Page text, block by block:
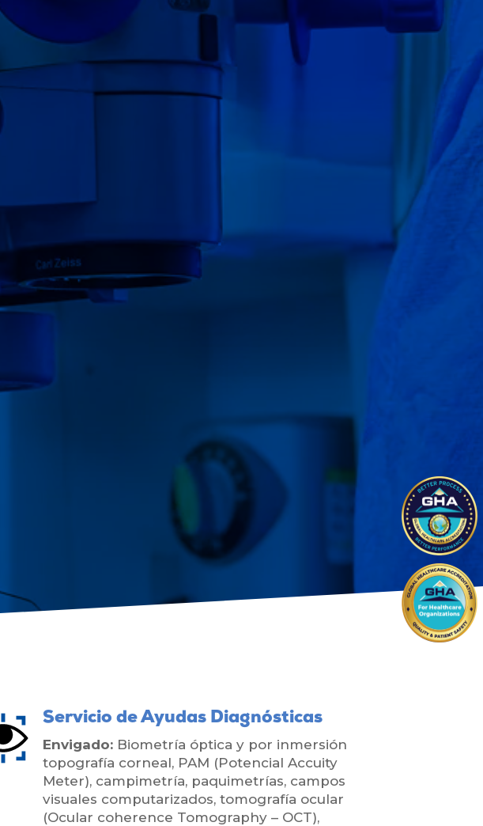
Servicio de Ayudas Diagnósticas
Envigado: Biometría óptica y por inmersión
topografía corneal, PAM (Potencial Accuity
Meter), campimetría, paquimetrías, campos
visuales computarizados, tomografía ocular
(Ocular coherence Tomography – OCT),